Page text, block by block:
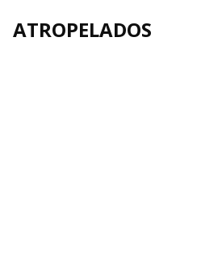
ATROPELADOS